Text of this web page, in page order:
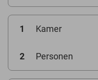
1 Kamer
2 Personen